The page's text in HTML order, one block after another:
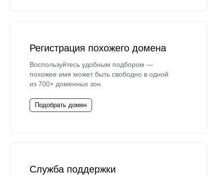
Регистрация похожего домена
Воспользуйтесь удобным подбором —
похожее имя может быть свободно в одной
из 700+ доменных зон.
Подобрать домен
Служба поддержки